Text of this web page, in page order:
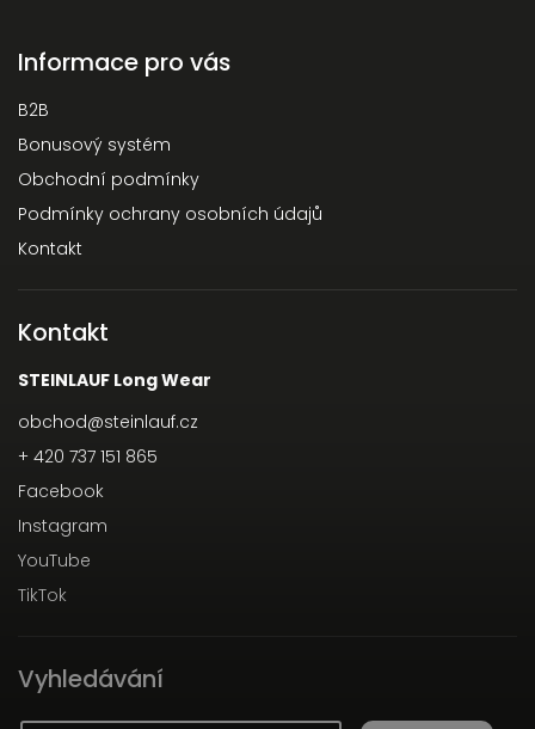
Informace pro vás
B2B
Bonusový systém
Obchodní podmínky
Podmínky ochrany osobních údajů
Kontakt
Kontakt
STEINLAUF Long Wear
obchod@steinlauf.cz
+ 420 737 151 865
Facebook
Instagram
YouTube
TikTok
Vyhledávání